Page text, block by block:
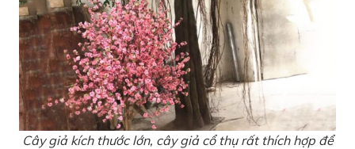
Cây giả kích thước lớn, cây giả cổ thụ rất thích hợp để